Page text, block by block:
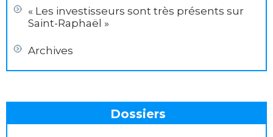
« Les investisseurs sont très présents sur
Saint-Raphaël »
Archives
Dossiers